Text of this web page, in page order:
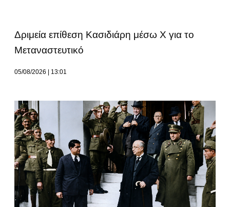
Δριμεία επίθεση Κασιδιάρη μέσω Χ για το
Μεταναστευτικό
05/08/2026 13:01